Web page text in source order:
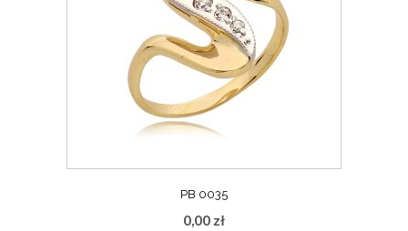
PB 0035
0,00 zł